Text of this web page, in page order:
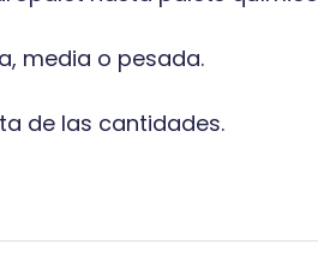
media o pesada.
de las cantidades.